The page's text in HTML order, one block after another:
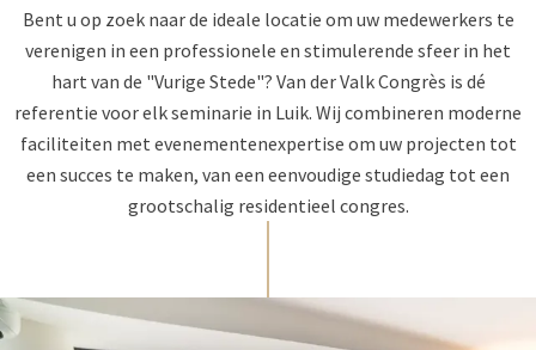
Bent u op zoek naar de ideale locatie om uw medewerkers te
verenigen in een professionele en stimulerende sfeer in het
hart van de "Vurige Stede"? Van der Valk Congrès is dé
referentie voor elk seminarie in Luik. Wij combineren moderne
faciliteiten met evenementenexpertise om uw projecten tot
een succes te maken, van een eenvoudige studiedag tot een
grootschalig residentieel congres.